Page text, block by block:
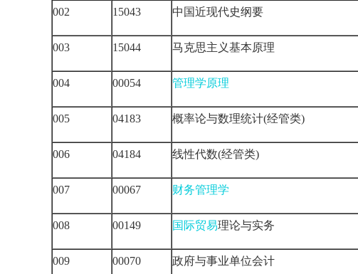
002 15043 中国近现代史纲要
003 15044 马克思主义基本原理
004 00054 管理学原理
005 04183 概率论与数理统计(经管类)
006 04184 线性代数(经管类)
007 00067 财务管理学
008 00149 国际贸易理论与实务
009 00070 政府与事业单位会计